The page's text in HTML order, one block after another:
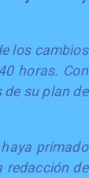
los cambios
horas. Con
su plan de
primado
redacción de